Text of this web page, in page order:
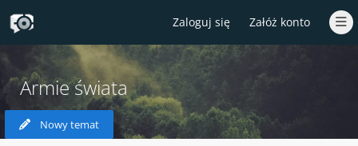
Zaloguj się Załóż konto
Armie świata
Nowy temat